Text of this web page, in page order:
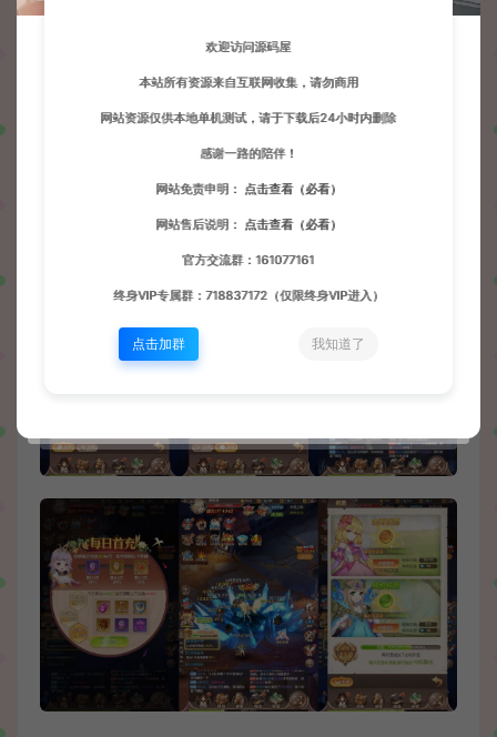
欢迎访问源码屋
本站所有资源来自互联网收集，请勿商用
网站资源仅供本地单机测试，请于下载后24小时内删除
感谢一路的陪伴！
网站免责申明： 点击查看（必看）
网站售后说明： 点击查看（必看）
官方交流群：161077161
终身VIP专属群：718837172（仅限终身VIP进入）
点击加群 我知道了